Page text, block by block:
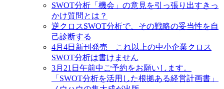
SWOT分析「機会」の意見を引っ張り出すきっ
かけ質問とは？
逆クロスSWOT分析で、その戦略の妥当性を自
己診断する
4月4日新刊発売 これ以上の中小企業クロス
SWOT分析は書けません
3月21日午前中ご予約をお願いします。
「SWOT分析を活用した根拠ある経営計画書」